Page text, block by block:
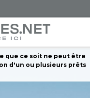
que ce soit ne peut être
d'un ou plusieurs prêts